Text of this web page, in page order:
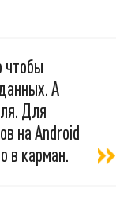
чтобы
А
Для
на Android
в карман.